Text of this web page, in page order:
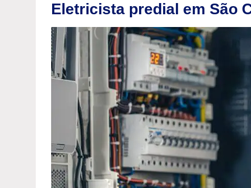
Eletricista predial em São